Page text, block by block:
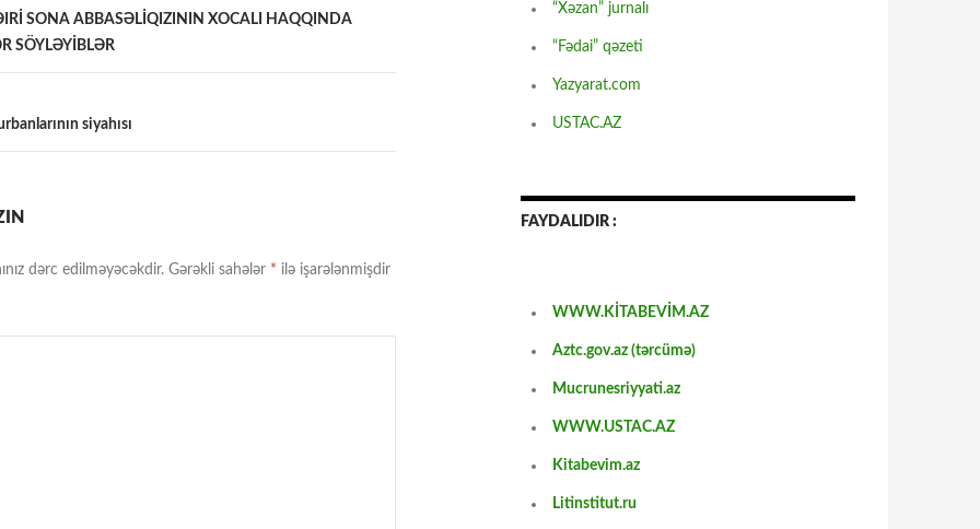
SONA ABBASƏLİQIZININ XOCALI HAQQINDA
SÖYLƏYİBLƏR
siyahısı
dərc edilməyəcəkdir. Gərəkli sahələr * ilə işarələnmişdir
“Xəzan” jurnalı
“Fədai” qəzeti
Yazyarat.com
USTAC.AZ
FAYDALIDIR :
WWW.KİTABEVİM.AZ
Aztc.gov.az (tərcümə)
Mucrunesriyyati.az
WWW.USTAC.AZ
Kitabevim.az
Litinstitut.ru